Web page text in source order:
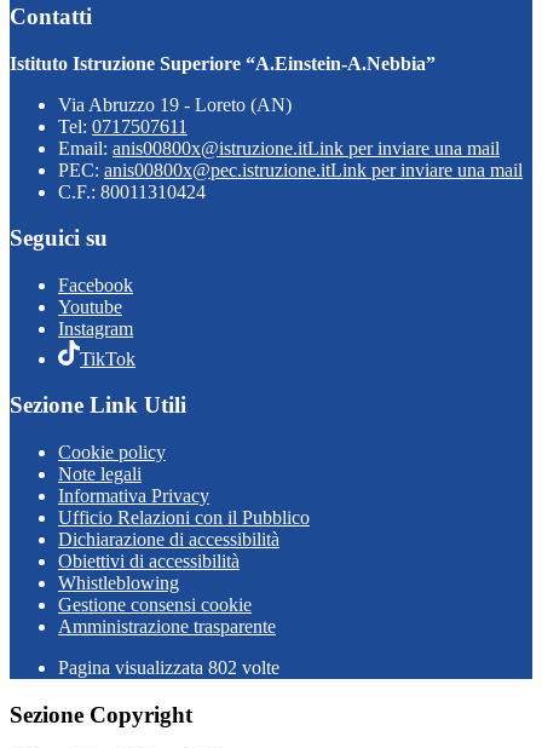
Contatti
Istituto Istruzione Superiore “A.Einstein-A.Nebbia”
Via Abruzzo 19 - Loreto (AN)
Tel: 0717507611
Email: anis00800x@istruzione.itLink per inviare una mail
PEC: anis00800x@pec.istruzione.itLink per inviare una mail
C.F.: 80011310424
Seguici su
Facebook
Youtube
Instagram
TikTok
Sezione Link Utili
Cookie policy
Note legali
Informativa Privacy
Ufficio Relazioni con il Pubblico
Dichiarazione di accessibilità
Obiettivi di accessibilità
Whistleblowing
Gestione consensi cookie
Amministrazione trasparente
Pagina visualizzata 802 volte
Sezione Copyright